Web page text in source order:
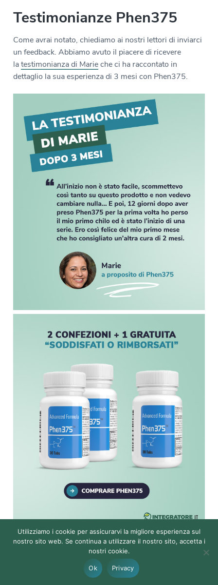
Testimonianze Phen375
Come avrai notato, chiediamo ai nostri lettori di inviarci
un feedback. Abbiamo avuto il piacere di ricevere
latestimonianza di Marieche ci ha raccontato in
dettaglio la sua esperienza di 3 mesi con Phen375.
In questa testimonianza di Phen375 , Marie ci racconta
come è uscita dalla sua guerrainfernale contro il suo
, con Phen375. Racconta che diversi
argomenti l’hanno convinta a iniziare questo
Utilizziamo i cookie per assicurarvi la migliore esperienza sul
nostro sito web. Se continua a utilizzare il nostro sito, accetta i
nostri cookie.
Ok Privacy